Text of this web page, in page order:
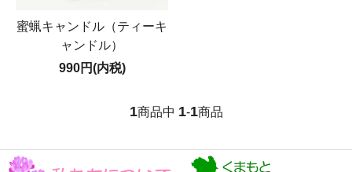
蜜蝋キャンドル（ティーキ
ャンドル）
990円(内税)
1商品中 1-1商品